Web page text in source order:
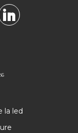
la led